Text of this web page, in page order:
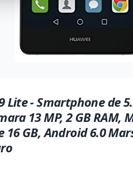
Lite - Smartphone de
13 MP, 2 GB RAM,
16 GB, Android 6.0